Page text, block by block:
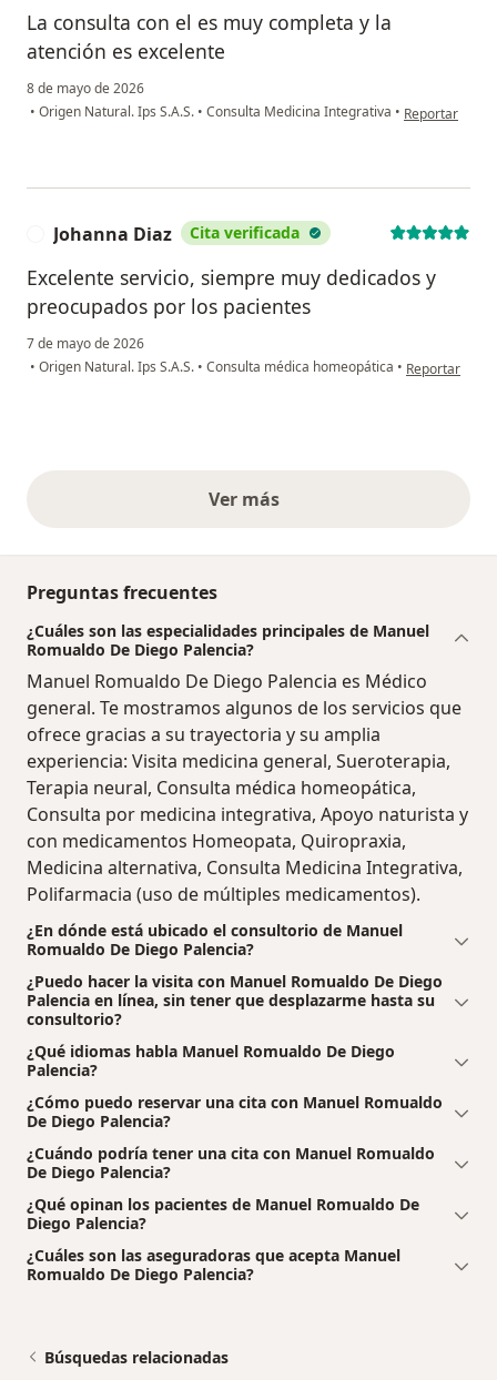
La consulta con el es muy completa y la
atención es excelente
8 de mayo de 2026
• Origen Natural. Ips S.A.S. • Consulta Medicina Integrativa • en opinión del
Reportar
Johanna Diaz Cita verificada
Excelente servicio, siempre muy dedicados y
preocupados por los pacientes
7 de mayo de 2026
• Origen Natural. Ips S.A.S. • Consulta médica homeopática • en opinión del
Reportar
Ver másopiniones anteriores
Preguntas frecuentes
¿Cuáles son las especialidades principales de Manuel
Romualdo De Diego Palencia?
Manuel Romualdo De Diego Palencia es Médico
general. Te mostramos algunos de los servicios que
ofrece gracias a su trayectoria y su amplia
experiencia: Visita medicina general, Sueroterapia,
Terapia neural, Consulta médica homeopática,
Consulta por medicina integrativa, Apoyo naturista y
con medicamentos Homeopata, Quiropraxia,
Medicina alternativa, Consulta Medicina Integrativa,
Polifarmacia (uso de múltiples medicamentos).
¿En dónde está ubicado el consultorio de Manuel
Romualdo De Diego Palencia?
¿Puedo hacer la visita con Manuel Romualdo De Diego
Palencia en línea, sin tener que desplazarme hasta su
consultorio?
¿Qué idiomas habla Manuel Romualdo De Diego
Palencia?
¿Cómo puedo reservar una cita con Manuel Romualdo
De Diego Palencia?
¿Cuándo podría tener una cita con Manuel Romualdo
De Diego Palencia?
¿Qué opinan los pacientes de Manuel Romualdo De
Diego Palencia?
¿Cuáles son las aseguradoras que acepta Manuel
Romualdo De Diego Palencia?
Búsquedas relacionadas